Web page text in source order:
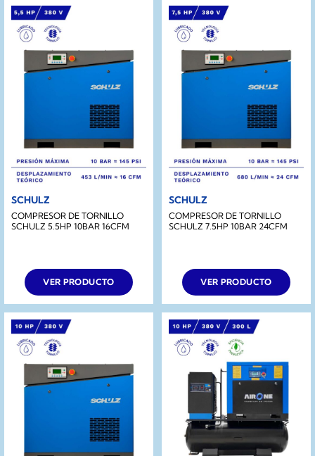
SCHULZ
COMPRESOR DE TORNILLO
SCHULZ 5.5HP 10BAR 16CFM
VER PRODUCTO
SCHULZ
COMPRESOR DE TORNILLO
SCHULZ 7.5HP 10BAR 24CFM
VER PRODUCTO